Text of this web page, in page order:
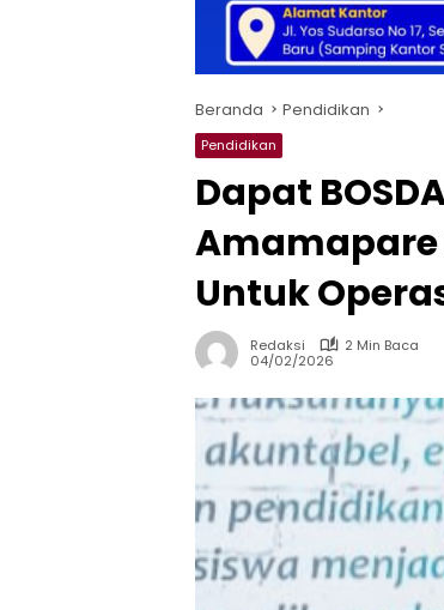
Beranda Pendidikan
Pendidikan
Dapat
Amamapare
Untuk
Redaksi
2 Min Baca
04/02/2026